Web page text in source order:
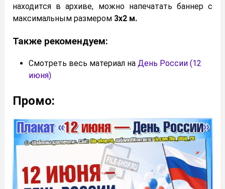
находится в архиве, можно напечатать баннер с
максимальным размером 3х2 м.
Также рекомендуем:
Смотреть весь материал на День России (12
июня)
Промо: